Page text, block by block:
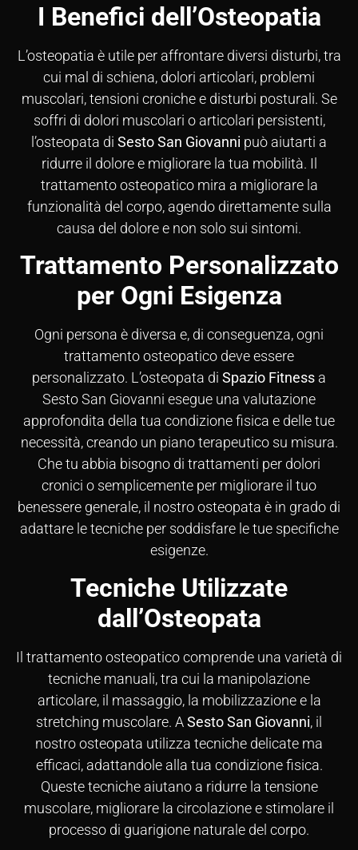
I Benefici dell’Osteopatia
L’osteopatia è utile per affrontare diversi disturbi, tra
cui mal di schiena, dolori articolari, problemi
muscolari, tensioni croniche e disturbi posturali. Se
soffri di dolori muscolari o articolari persistenti,
l’osteopata di Sesto San Giovanni può aiutarti a
ridurre il dolore e migliorare la tua mobilità. Il
trattamento osteopatico mira a migliorare la
funzionalità del corpo, agendo direttamente sulla
causa del dolore e non solo sui sintomi.
Trattamento Personalizzato
per Ogni Esigenza
Ogni persona è diversa e, di conseguenza, ogni
trattamento osteopatico deve essere
personalizzato. L’osteopata di Spazio Fitness a
Sesto San Giovanni esegue una valutazione
approfondita della tua condizione fisica e delle tue
necessità, creando un piano terapeutico su misura.
Che tu abbia bisogno di trattamenti per dolori
cronici o semplicemente per migliorare il tuo
benessere generale, il nostro osteopata è in grado di
adattare le tecniche per soddisfare le tue specifiche
esigenze.
Tecniche Utilizzate
dall’Osteopata
Il trattamento osteopatico comprende una varietà di
tecniche manuali, tra cui la manipolazione
articolare, il massaggio, la mobilizzazione e la
stretching muscolare. ASesto San Giovanni, il
nostro osteopata utilizza tecniche delicate ma
efficaci, adattandole alla tua condizione fisica.
Queste tecniche aiutano a ridurre la tensione
muscolare, migliorare la circolazione e stimolare il
processo di guarigione naturale del corpo.